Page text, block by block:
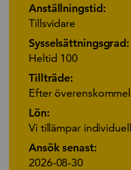
Anställningstid:
Tillsvidare
Sysselsättningsgrad:
Heltid 100
Tillträde:
Efter
Lön:
Vi tillämpar
Ansök senast:
2026-08-30